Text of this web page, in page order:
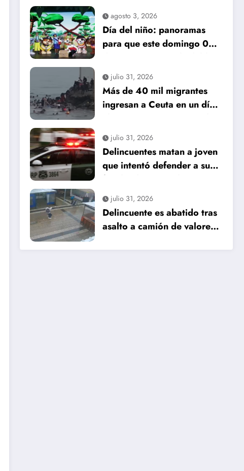
agosto 3, 2026
Día del niño: panoramas
para que este domingo 09
julio 31, 2026
Más de 40 mil migrantes
ingresan a Ceuta en un día:
crisis.
julio 31, 2026
Delincuentes matan a joven
que intentó defender a su
familia durante robo en
Huechuraba
julio 31, 2026
Delincuente es abatido tras
asalto a camión de valores